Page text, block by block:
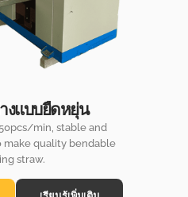
งแบบยืดหยุ่น
min, stable and
make quality bendable
straw.